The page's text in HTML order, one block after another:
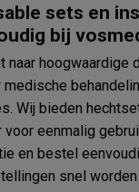
sets en
bij
naar hoogwaardige
Wij bieden
eenmalig
en bestel
snel